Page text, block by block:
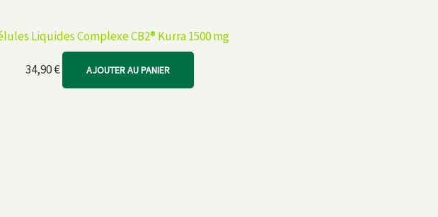
Liquides Complexe CB2® Kurra 1500 mg
34,90€ AJOUTER AU PANIER